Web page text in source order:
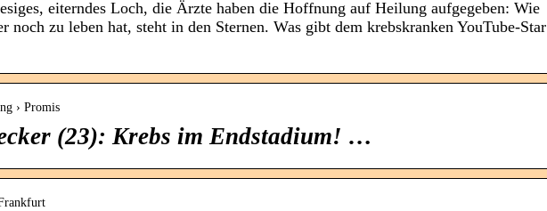
eiterndes Loch, die Ärzte haben die Hoffnung auf Heilung aufgegeben: Wie
noch zu leben hat, steht in den Sternen. Was gibt dem krebskranken YouTube-Star
› Promis
(23): Krebs im Endstadium! …